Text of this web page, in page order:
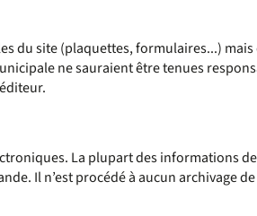
du site (plaquettes, formulaires...)
ne sauraient être tenues
La plupart des informations
Il n’est procédé à aucun archivage